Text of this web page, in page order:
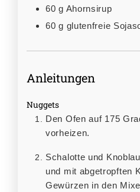
60 g Ahornsirup
60 g glutenfreie
Anleitungen
Nuggets
Den Ofen auf 175 Grad Ober- und Unterhitze
vorheizen.
Schalotte und Knoblauch ganz fein hacken
und mit abgetropften
Gewürzen in den